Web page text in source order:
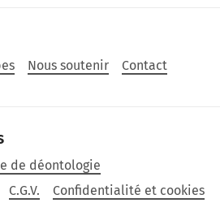
Nous soutenir
Contact
de déontologie
C.G.V. Confidentialité et cookies